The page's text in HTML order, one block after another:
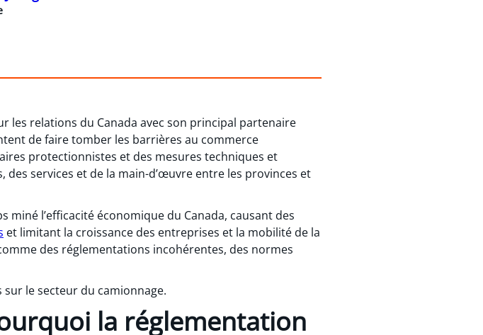
les relations du Canada avec son principal partenaire
de faire tomber les barrières au commerce
protectionnistes et des mesures techniques et
services et de la main-d’œuvre entre les provinces et
l’efficacité économique du Canada, causant des
et limitant la croissance des entreprises et la mobilité de la
des réglementations incohérentes, des normes
le secteur du camionnage.
la réglementation